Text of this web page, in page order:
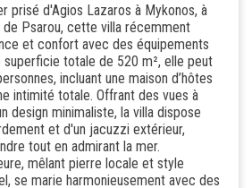
prisé d'Agios Lazaros à Mykonos, à
Psarou, cette villa récemment
et confort avec des équipements
superficie totale de 520 m², elle peut
incluant une maison d’hôtes
intimité totale. Offrant des vues à
design minimaliste, la villa dispose
et d'un jacuzzi extérieur,
tout en admirant la mer.
mêlant pierre locale et style
se marie harmonieusement avec des